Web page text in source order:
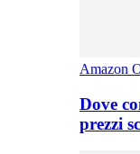
Amazon
Dove
prezzi